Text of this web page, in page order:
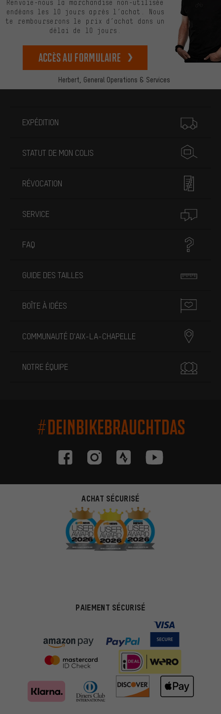
Herbert, General Operations & Services
Renvoie-nous la marchandise non-utilisée
endéans les 10 jours après l’achat. Nous
te rembourserons le prix d’achat dans un
délai de 10 jours.
Accès au formulaire
EXPÉDITION
STATUT DE MON COLIS
RÉVOCATION
SERVICE
FAQ
GUIDE DES TAILLES
BOÎTE À IDÉES
COMMUNAUTÉ D'AIX-LA-CHAPELLE
NOTRE ÉQUIPE
#DEINBIKEBRAUCHTDAS
ACHAT SÉCURISÉ
PAIEMENT SÉCURISÉ